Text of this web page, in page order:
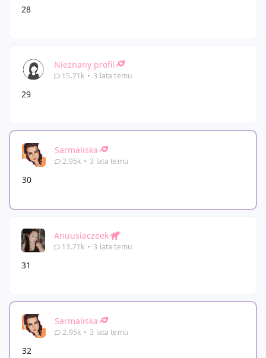
28
Nieznany profil
15.71k • 3 lata temu
29
Sarmaliska
2.95k • 3 lata temu
30
Anuusiaczeek
13.71k • 3 lata temu
31
Sarmaliska
2.95k • 3 lata temu
32